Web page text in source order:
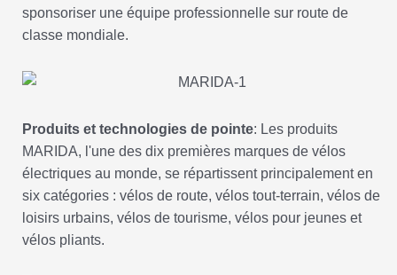
sponsoriser une équipe professionnelle sur route de
classe mondiale.
Produits et technologies de pointe: Les produits
MARIDA, l'une des dix premières marques de vélos
électriques au monde, se répartissent principalement en
six catégories : vélos de route, vélos tout-terrain, vélos de
loisirs urbains, vélos de tourisme, vélos pour jeunes et
vélos pliants.